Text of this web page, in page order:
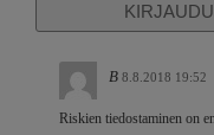
B 8.8.2018 19:52
Riskien tiedostaminen on